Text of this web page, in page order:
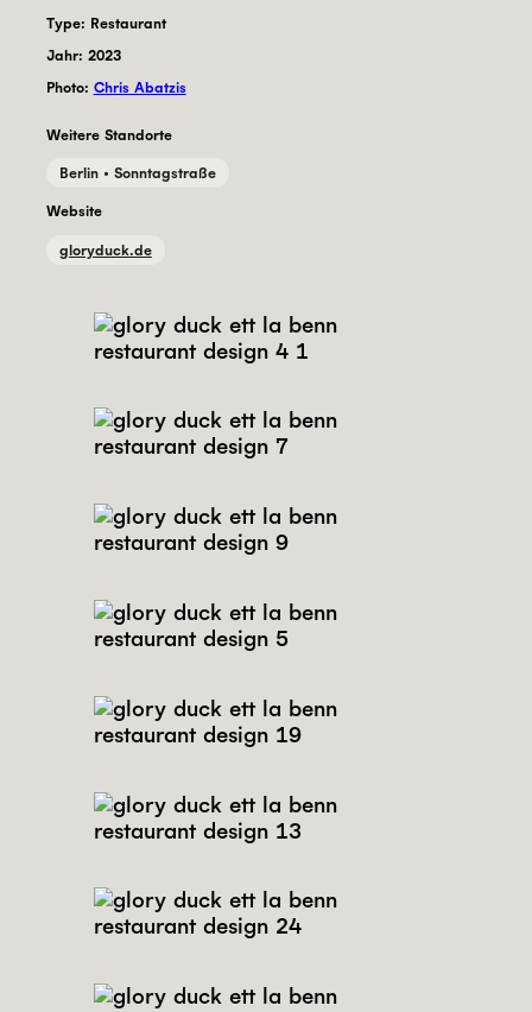
Type: Restaurant
Jahr: 2023
Photo: Chris Abatzis
Weitere Standorte
Berlin • Sonntagstraße
Website
gloryduck.de